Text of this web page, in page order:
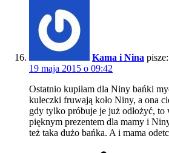
Kama i Nina pisze:
19 maja 2015 o 09:42
Ostatnio kupiłam dla Niny bańki
kuleczki fruwają koło Niny, a ona
gdy tylko próbuje je już odłożyć, to
pięknym prezentem dla mamy i
też taka dużo bańka. A i mama